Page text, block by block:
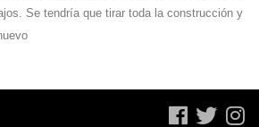
Se tendría que tirar toda la construcción y